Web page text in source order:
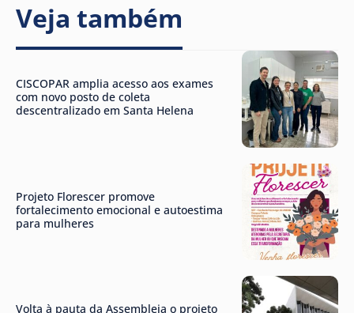
Veja também
CISCOPAR amplia acesso aos exames
com novo posto de coleta
descentralizado em Santa Helena
Projeto Florescer promove
fortalecimento emocional e autoestima
para mulheres
Volta à pauta da Assembleia o projeto